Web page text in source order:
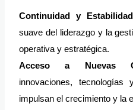
Continuidad y
suave del liderazgo y la
operativa y estratégica.
Acceso a Nuevas
innovaciones,
impulsan el crecimiento y la